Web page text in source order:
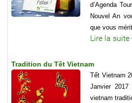
d’Agenda
Nouvel An
que vous
Lire la suite
Tradition du Têt Vietnam
Tết Vietnam
Janvier
vietnam